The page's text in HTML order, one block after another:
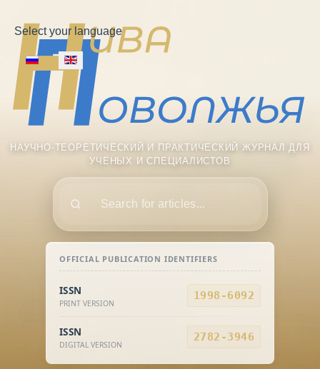
Select your language
OFFICIAL PUBLICATION IDENTIFIERS
ISSN
PRINT VERSION
1998-6092
ISSN
DIGITAL VERSION
2782-3946
НАУЧНО-ТЕОРЕТИЧЕСКИЙ И ПРАКТИЧЕСКИЙ ЖУРНАЛ ДЛЯ
УЧЕНЫХ И СПЕЦИАЛИСТОВ